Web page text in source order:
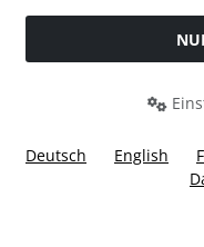
Widerrufsformular
Deutsch English